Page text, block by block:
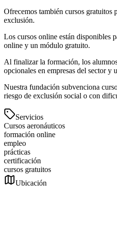
Ofrecemos también cursos gratuitos
exclusión.
Los cursos online están disponibles
online y un módulo gratuito.
Al finalizar la formación, los
opcionales en empresas del sector y
Nuestra fundación subvenciona
riesgo de exclusión social o con
Servicios
Cursos aeronáuticos
formación online
empleo
prácticas
certificación
cursos gratuitos
Ubicación